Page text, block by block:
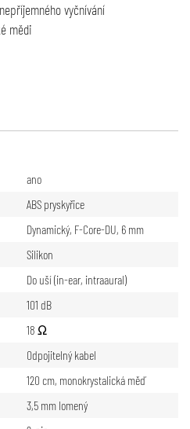
vyčnívání
mědi
ano
ABS pryskyřice
Dynamický, F-Core-DU, 6 mm
Silikon
Do uší (in-ear, intraaural)
101 dB
18 Ω
Odpojitelný kabel
120 cm, monokrystalická měď
3,5 mm lomený